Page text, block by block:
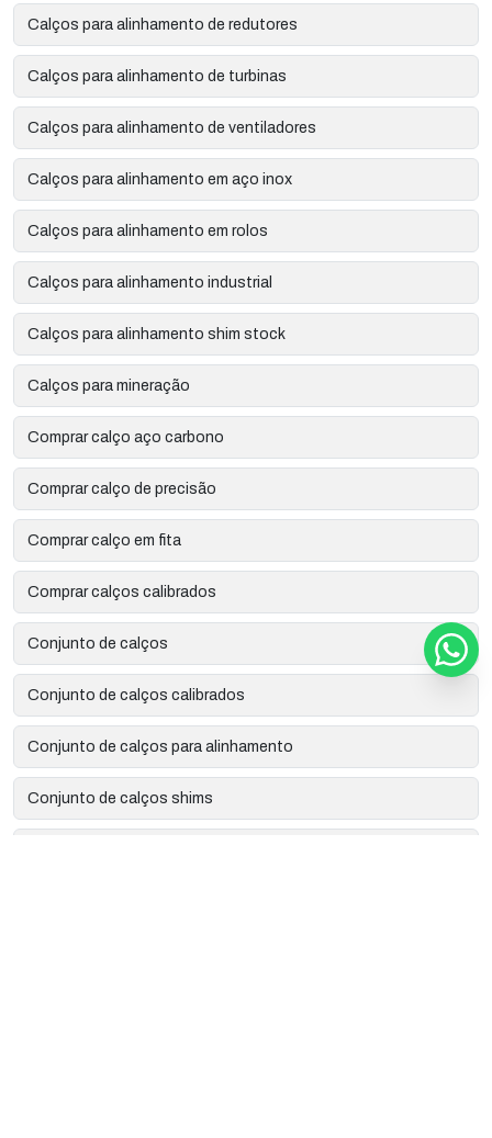
Calços para alinhamento de redutores
Calços para alinhamento de turbinas
Calços para alinhamento de ventiladores
Calços para alinhamento em aço inox
Calços para alinhamento em rolos
Calços para alinhamento industrial
Calços para alinhamento shim stock
Calços para mineração
Comprar calço aço carbono
Comprar calço de precisão
Comprar calço em fita
Comprar calços calibrados
Conjunto de calços
Conjunto de calços calibrados
Conjunto de calços para alinhamento
Conjunto de calços shims